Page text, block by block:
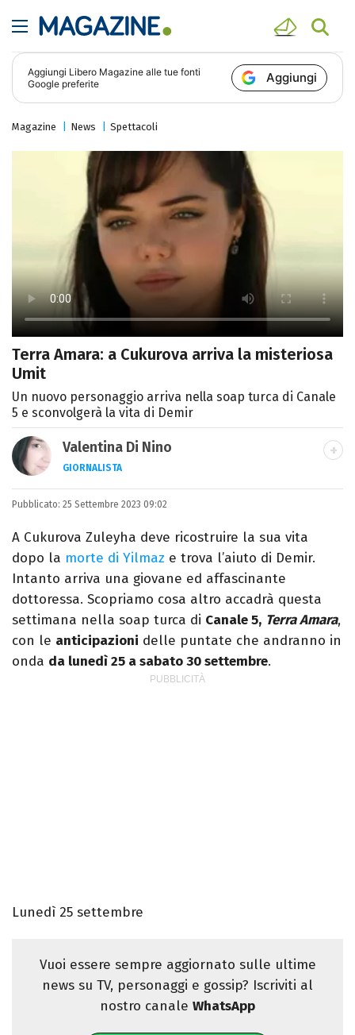
Aggiungi Libero Magazine alle tue fonti
Google preferite
Aggiungi
Magazine News Spettacoli
Terra Amara: a Cukurova arriva la misteriosa
Umit
Un nuovo personaggio arriva nella soap turca di Canale
5 e sconvolgerà la vita di Demir
Valentina Di Nino
GIORNALISTA
LINKEDIN
INSTAGRAM FACEBOOK SITO
Romana, laurea in Scienze Politiche,
giornalista per caso. Ho scritto per
quotidiani, settimanali, siti e agenzie,
prevalentemente di cronaca e spettacoli.
Pubblicato: 25 Settembre 2023 09:02
A Cukurova Zuleyha deve ricostruire la sua vita
dopo la morte di Yilmaz e trova l’aiuto di Demir.
Intanto arriva una giovane ed affascinante
dottoressa. Scopriamo cosa altro accadrà questa
settimana nella soap turca di Canale 5, Terra Amara,
con le anticipazioni delle puntate che andranno in
onda da lunedì 25 a sabato 30 settembre.
Lunedì 25 settembre
Vuoi essere sempre aggiornato sulle ultime
news su TV, personaggi e gossip? Iscriviti al
nostro canale WhatsApp